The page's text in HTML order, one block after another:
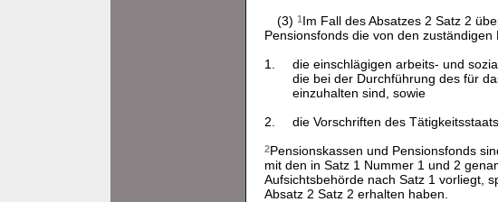
(3) 1Im Fall des Absatzes 2 Satz 2
Pensionsfonds die von den
1.
die einschlägigen arbeits- und
die bei der Durchführung des für
einzuhalten sind, sowie
2.
die Vorschriften des
2Pensionskassen und Pensionsfonds
mit den in Satz 1 Nummer 1 und 2
Aufsichtsbehörde nach Satz 1 vorliegt,
Absatz 2 Satz 2 erhalten haben.